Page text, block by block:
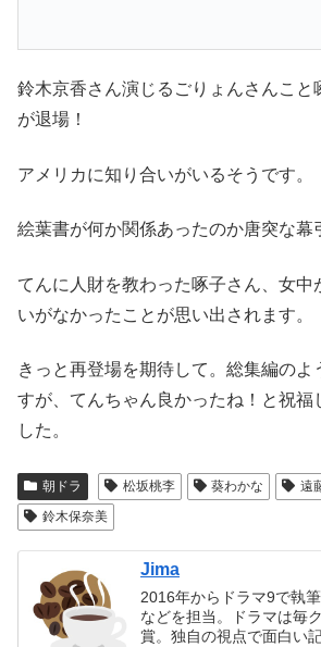
鈴木京香さん演じるごりょんさんこと
が退場！
アメリカに知り合いがいるそうです。
絵葉書が何か関係あったのか唐突な幕
てんに人財を教わった啄子さん、女中
いがなかったことが思い出されます。
きっと再登場を期待して。総集編のよ
すが、てんちゃん良かったね！と祝福
した。
朝ドラ 松坂桃李 葵わかな 遠
鈴木保奈美
Jima
2016年からドラマ9で執
などを担当。ドラマは毎
賞。独自の視点で面白い